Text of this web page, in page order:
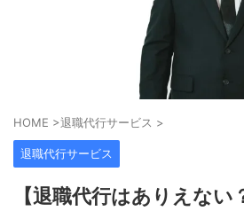
HOME >退職代行サービス >
退職代行サービス
【退職代行はありえない